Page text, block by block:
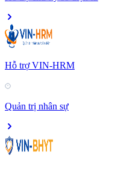
Hỗ trợ VIN-HRM
Quản trị nhân sự